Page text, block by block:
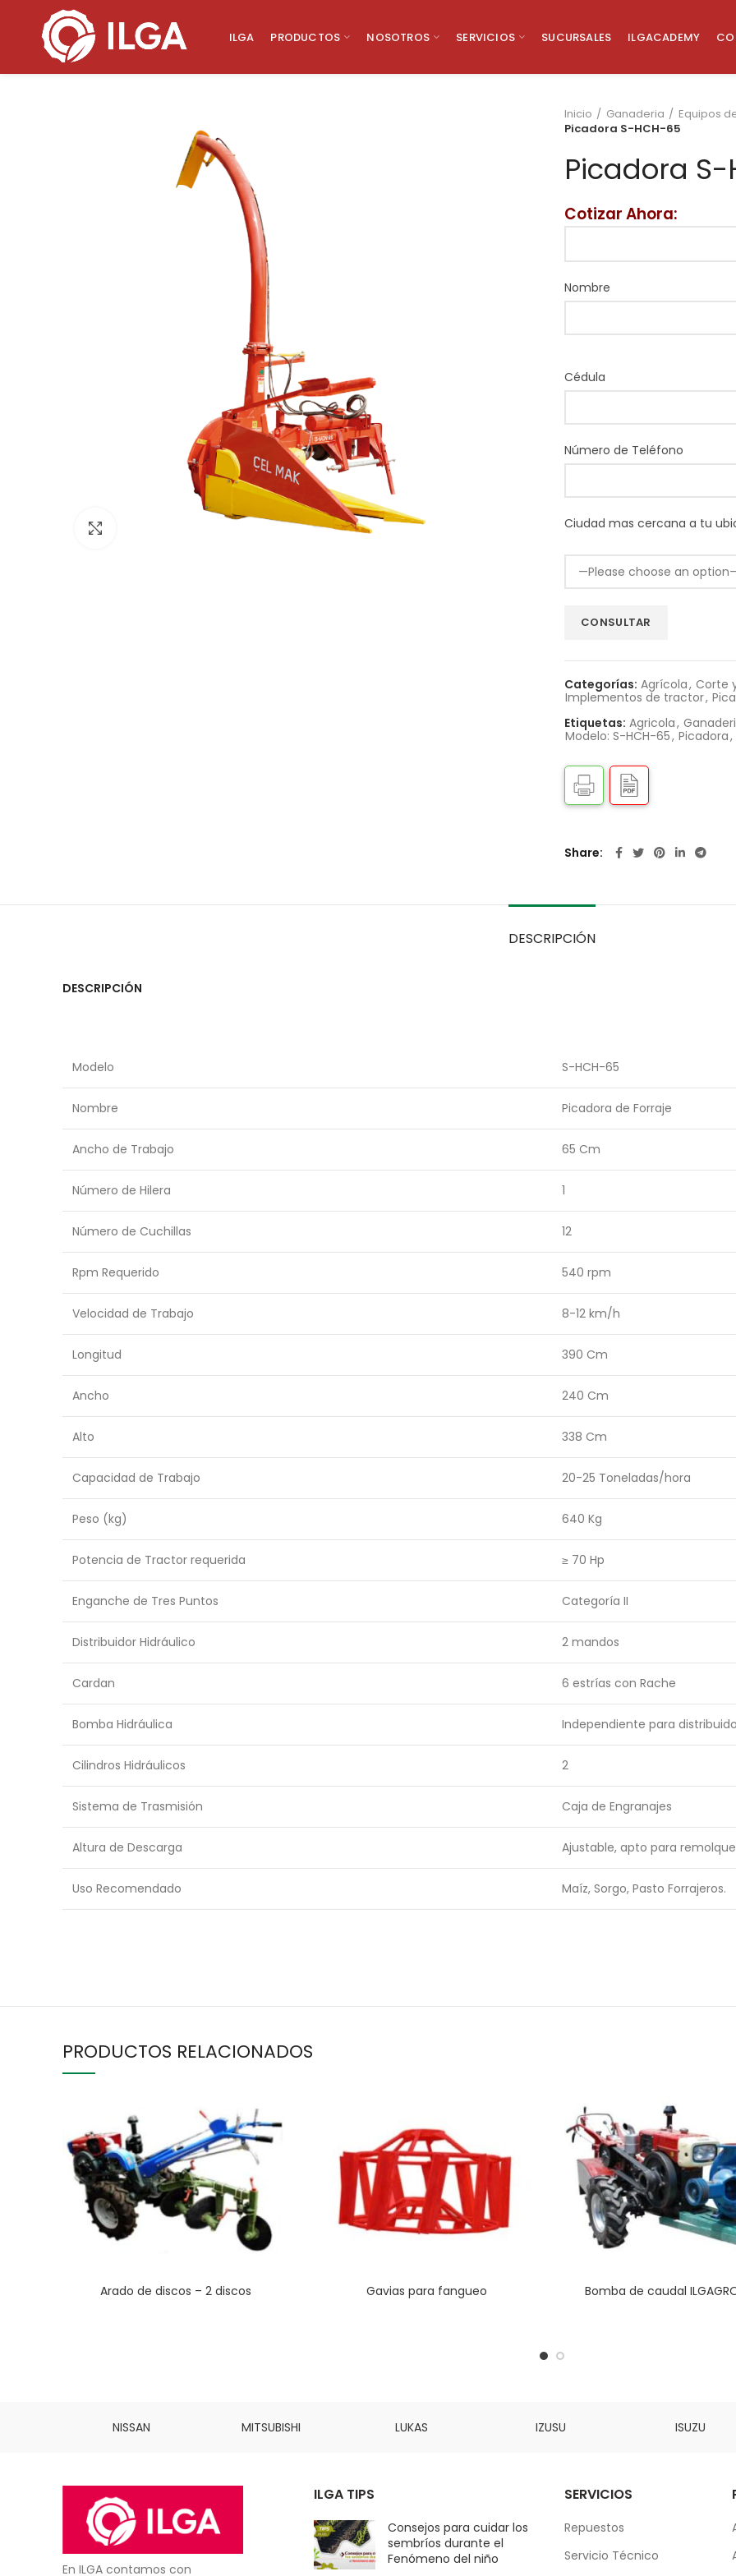
ILGA PRODUCTOS NOSOTROS SERVICIOS SUCURSALES ILGACADEMY
Inicio Ganaderia Equipos
Picadora S-HCH-65
Picadora
Cotizar Ahora:
Nombre
Cédula
Número de Teléfono
Ciudad mas cercana a tu
Categorías: Agrícola, Corte
Implementos de tractor,
Etiquetas: Agricola,
Modelo: S-HCH-65, Picadora,
Share
DESCRIPCIÓN
DESCRIPCIÓN
Modelo S-HCH-65
Nombre Picadora de Forraje
Ancho de Trabajo 65 Cm
Número de Hilera 1
Número de Cuchillas 12
Rpm Requerido 540 rpm
Velocidad de Trabajo 8-12 km/h
Longitud 390 Cm
Ancho 240 Cm
Alto 338 Cm
Capacidad de Trabajo 20-25 Toneladas/hora
Peso (kg) 640 Kg
Potencia de Tractor requerida ≥ 70 Hp
Enganche de Tres Puntos Categoría II
Distribuidor Hidráulico 2 mandos
Cardan 6 estrías con Rache
Bomba Hidráulica Independiente para
Cilindros Hidráulicos 2
Sistema de Trasmisión Caja de Engranajes
Altura de Descarga Ajustable, apto para
Uso Recomendado Maíz, Sorgo, Pasto Forrajeros.
PRODUCTOS RELACIONADOS
Arado de discos – 2 discos Gavias para fangueo Bomba de caudal
NISSAN MITSUBISHI LUKAS IZUSU ISUZU
En ILGA contamos con
ILGA TIPS
Consejos para cuidar los
sembríos durante el
Fenómeno del niño
SERVICIOS
Repuestos
Servicio Técnico